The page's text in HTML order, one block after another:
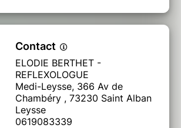
Contact
ELODIE BERTHET -
REFLEXOLOGUE
Medi-Leysse, 366 Av de
Chambéry , 73230 Saint Alban
Leysse
0619083339